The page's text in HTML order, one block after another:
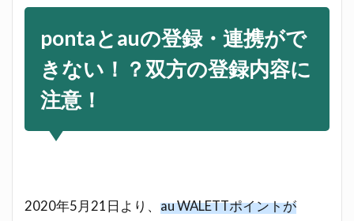
pontaとauの登録・連携がで
きない！？双方の登録内容に
注意！
2020年5月21日より、 au WALETTポイントが